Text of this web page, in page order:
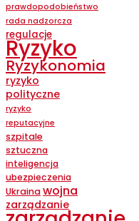
prawdopodobieństwo
rada nadzorcza
regulacje
Ryzyko
Ryzykonomia
ryzyko
polityczne
ryzyko
reputacyjne
szpitale
sztuczna
inteligencja
ubezpieczenia
Ukrainawojna
zarządzanie